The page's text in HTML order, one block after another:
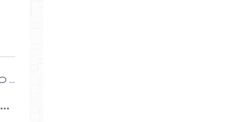
…
Leçon inaugurale de Paul-Laurent Assoun : "Désir de loi et loi du désir : judaïsme et psychanalyse"